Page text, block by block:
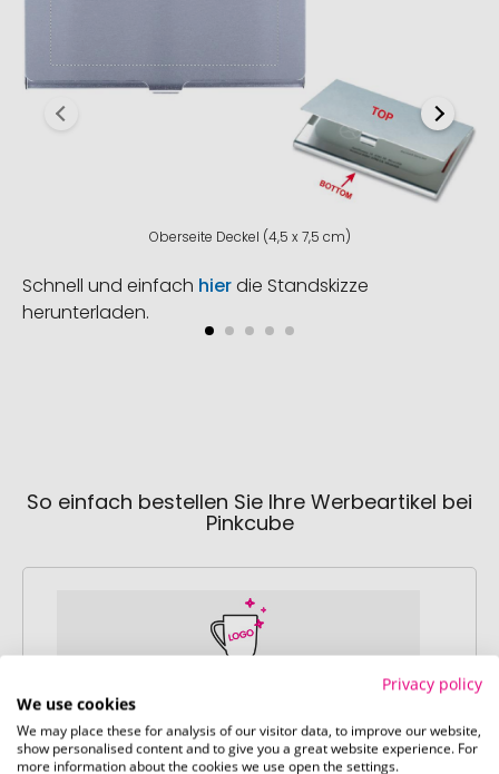
Oberseite Deckel (4,5 x 7,5 cm)
Schnell und einfach hierdie Standskizze
herunterladen.
So einfach bestellen Sie Ihre Werbeartikel bei
Pinkcube
Schritt 1:
Artikelkonfiguration
Wählen Sie Ihre gewünschten
Privacy policy
We use cookies
We may place these for analysis of our visitor data, to improve our website,
show personalised content and to give you a great website experience. For
more information about the cookies we use open the settings.